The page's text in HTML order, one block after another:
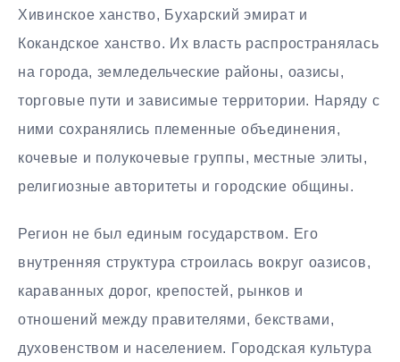
Хивинское ханство, Бухарский эмират и
Кокандское ханство. Их власть распространялась
на города, земледельческие районы, оазисы,
торговые пути и зависимые территории. Наряду с
ними сохранялись племенные объединения,
кочевые и полукочевые группы, местные элиты,
религиозные авторитеты и городские общины.
Регион не был единым государством. Его
внутренняя структура строилась вокруг оазисов,
караванных дорог, крепостей, рынков и
отношений между правителями, бекствами,
духовенством и населением. Городская культура